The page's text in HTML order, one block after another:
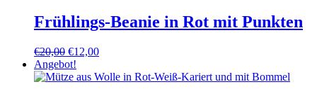
€20,00 €12,00.
Frühlings-Beanie in Rot mit Punkten
€20,00 Ursprünglicher
Preis
war:
€12,00Aktueller
ist:
Angebot!